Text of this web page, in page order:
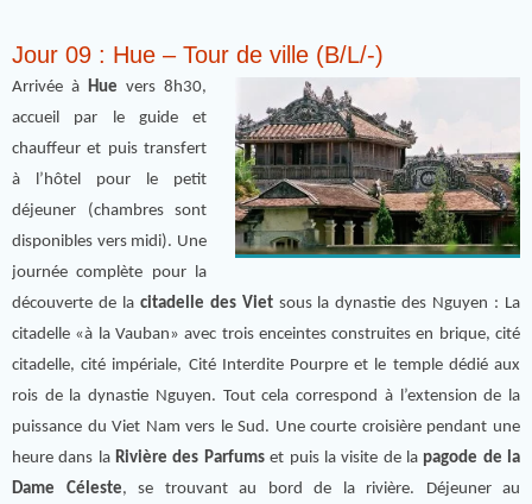
Jour 09 : Hue – Tour de ville (B/L/-)
Arrivée à Hue vers 8h30,
accueil par le guide et
chauffeur et puis transfert
à l’hôtel pour le petit
déjeuner (chambres sont
disponibles vers midi). Une
journée complète pour la
découverte de lacitadelle des Vietsous la dynastie des Nguyen : La
citadelle «à la Vauban» avec trois enceintes construites en brique, cité
citadelle, cité impériale, Cité Interdite Pourpre et le temple dédié aux
rois de la dynastie Nguyen. Tout cela correspond à l’extension de la
puissance du Viet Nam vers le Sud. Une courte croisière pendant une
heure dans la Rivière des Parfumset puis la visite de la pagode de la
Dame Céleste, se trouvant au bord de la rivière. Déjeuner au